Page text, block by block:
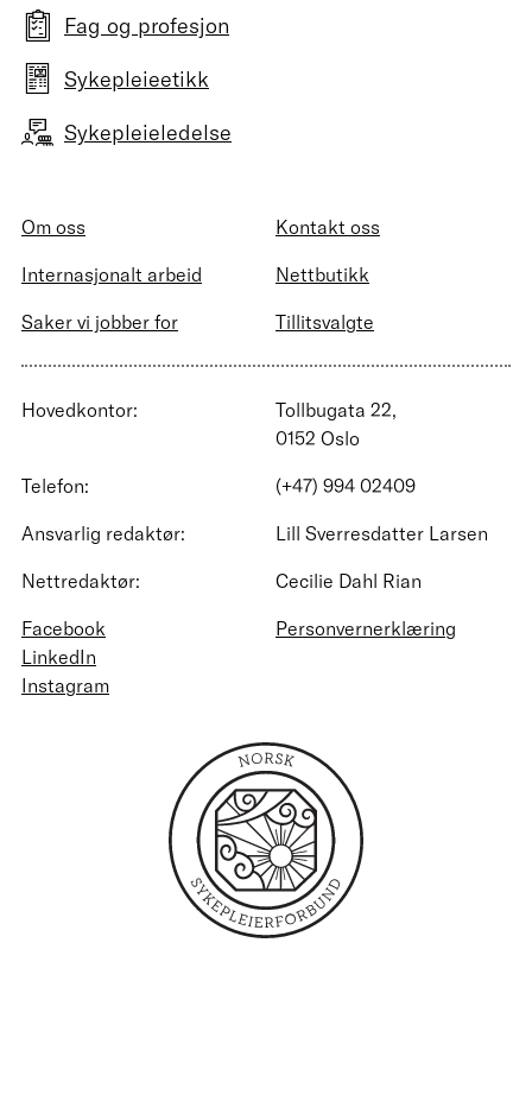
Fag og profesjon
Sykepleieetikk
Sykepleieledelse
Om oss
Kontakt oss
Internasjonalt arbeid
Nettbutikk
Saker vi jobber for
Tillitsvalgte
Hovedkontor:
Tollbugata 22,
0152 Oslo
Telefon:
(+47) 994 02409
Ansvarlig redaktør:
Lill Sverresdatter Larsen
Nettredaktør:
Cecilie Dahl Rian
Facebook
LinkedIn
Instagram
Personvernerklæring